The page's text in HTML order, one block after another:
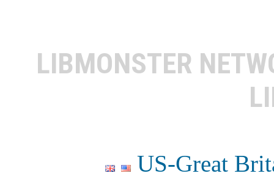
LIBMONSTER
US-Great